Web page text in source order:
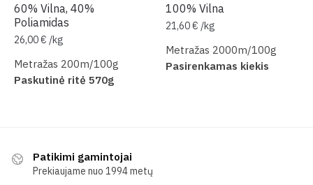
60% Vilna, 40%
Poliamidas
26,00€ /kg
Metražas 200m/100g
Paskutinė ritė 570g
100% Vilna
21,60€ /kg
Metražas 2000m/100g
Pasirenkamas kiekis
Patikimi gamintojai
Prekiaujame nuo 1994 metų